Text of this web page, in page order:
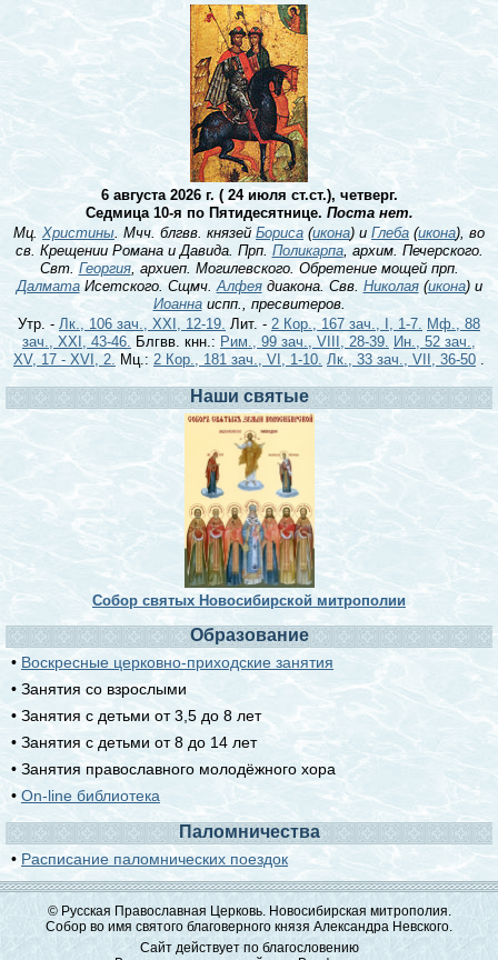
6 августа 2026 г. ( 24 июля ст.ст.), четверг.
Седмица 10-я по Пятидесятнице. Поста нет.
Мц. Христины. Мчч. блгвв. князейБориса (икона) и Глеба (икона), во
св. Крещении Романа и Давида. Прп. Поликарпа, архим. Печерского.
Свт. Георгия, архиеп. Могилевского. Обретение мощей прп.
ДалматаИсетского. Сщмч.Алфеядиакона. Свв. Николая(икона) и
Иоаннаиспп., пресвитеров.
Утр. - Лк., 106 зач., XXI, 12-19. Лит. - 2 Кор., 167 зач., I, 1-7. Мф., 88
зач., XXI, 43-46. Блгвв. кнн.: Рим., 99 зач., VIII, 28-39. Ин., 52 зач.,
XV, 17 - XVI, 2. Мц.: 2 Кор., 181 зач., VI, 1-10. Лк., 33 зач., VII, 36-50 .
Наши святые
Собор святых Новосибирской митрополии
Образование
• Воскресные церковно-приходские занятия
• Занятия со взрослыми
• Занятия с детьми от 3,5 до 8 лет
• Занятия с детьми от 8 до 14 лет
• Занятия православного молодёжного хора
• On-line библиотека
Паломничества
• Расписание паломнических поездок
© Русская Православная Церковь. Новосибирская митрополия.
Собор во имя святого благоверного князя Александра Невского.
Сайт действует по благословению